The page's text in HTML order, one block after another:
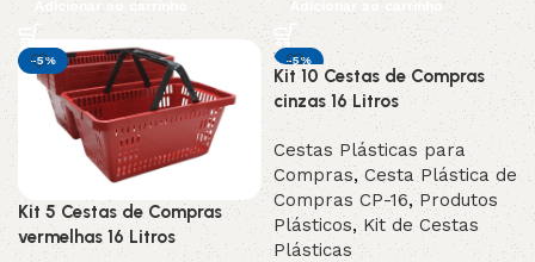
Adicionar ao carrinho Adicionar ao carrinho
-5%
Kit 5 Cestas de Compras
vermelhas 16 Litros
-5%
INDISPONIVEL /
SOB ENCOMEND
A
Kit 10 Cestas de Compras
cinzas 16 Litros
Cestas Plásticas para
Compras,Cesta Plástica de
Compras CP-16,Produtos
Plásticos,Kit de Cestas
Plásticas